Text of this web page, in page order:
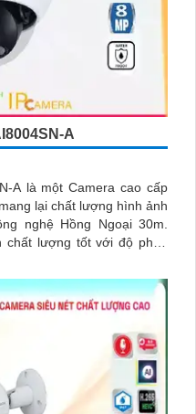
A
A là một Camera cao cấp
lại chất lượng hình ảnh
nghệ Hồng Ngoại 30m.
chất lượng tốt với độ phân